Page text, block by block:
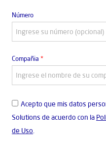
Número
Compañia *
Acepto que mis datos
Solutions de acuerdo con la
de Uso.